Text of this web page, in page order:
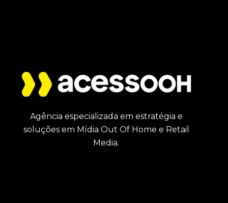
Agência especializada em estratégia e
soluções em Mídia Out Of Home e Retail
Media.